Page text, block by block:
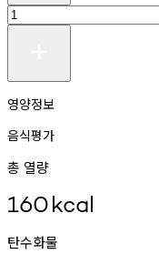
영양정보
음식평가
총 열량
160kcal
탄수화물